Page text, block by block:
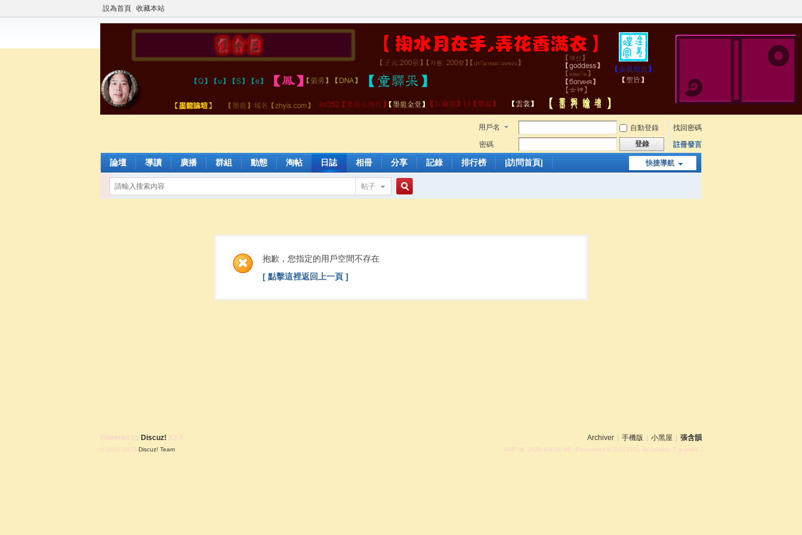
設為首頁 收藏本站
用戶名 自動登錄
找回密碼
密碼
登錄 註冊發言
快捷導航
論壇 導讀 廣播 群組 動態 淘帖 日誌 相冊 分享 記錄 排行榜 |訪問首頁|
帖子
抱歉，您指定的用戶空間不存在
[ 點擊這裡返回上一頁 ]
Archiver 手機版 小黑屋 張含韻
GMT+8, 2026-8-9 20:40 , Processed in 0.012901 second(s), 7 queries .
Powered by Discuz! X3.4
© 2001-2023 Discuz! Team